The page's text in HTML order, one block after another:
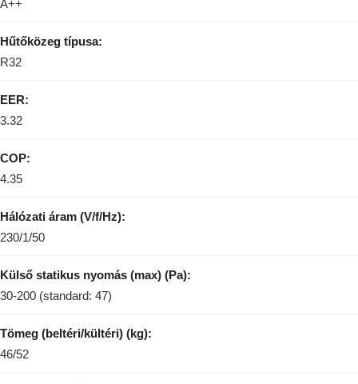
A++
Hűtőközeg típusa:
R32
EER:
3.32
COP:
4.35
Hálózati áram (V/f/Hz):
230/1/50
Külső statikus nyomás (max) (Pa):
30-200 (standard: 47)
Tömeg (beltéri/kültéri) (kg):
46/52